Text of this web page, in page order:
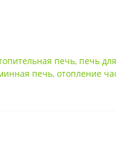
печь, печь
печь, отопление